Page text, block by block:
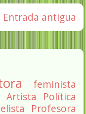
Entrada antigua
feminista
Artista
Política
Profesora